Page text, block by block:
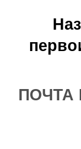
ПОЧТА